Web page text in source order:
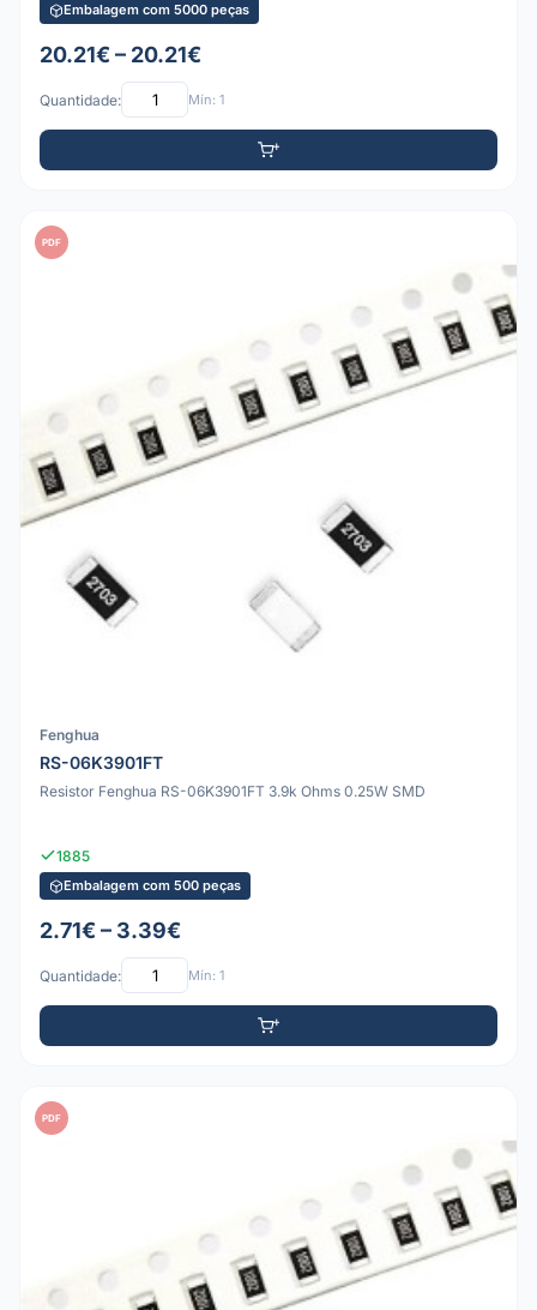
Embalagem com 5000 peças
20.21€ – 20.21€
Quantidade: Mín: 1
PDF
Fenghua
RS-06K3901FT
Resistor Fenghua RS-06K3901FT 3.9k Ohms 0.25W SMD
1885
Embalagem com 500 peças
2.71€ – 3.39€
Quantidade: Mín: 1
PDF